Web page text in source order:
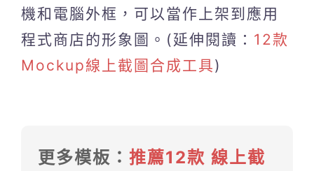
機和電腦外框，可以當作上架到應用
程式商店的形象圖。(延伸閱讀： 12款
Mockup線上截圖合成工具)
更多模板： 推薦12款 線上截